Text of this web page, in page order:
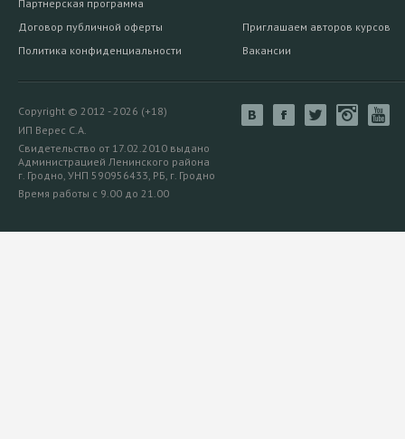
Партнерская программа
Договор публичной оферты
Политика конфиденциальности
Приглашаем авторов курсов
Вакансии
Copyright © 2012 - 2026 (+18)
ИП Верес С.А.
Свидетельство от 17.02.2010 выдано
Администрацией Ленинского района
г. Гродно, УНП 590956433, РБ, г. Гродно
Время работы с 9.00 до 21.00